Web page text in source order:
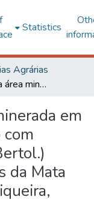
Statistics
Agrárias
Avaliação de uma área minerada em processo de restauração com Araucaria angustifolia (Bertol.) Kuntze e outras espécies da Mata Atlântica, Serra da Mantiqueira, Águas da Prata, SP
em
com
da Mata